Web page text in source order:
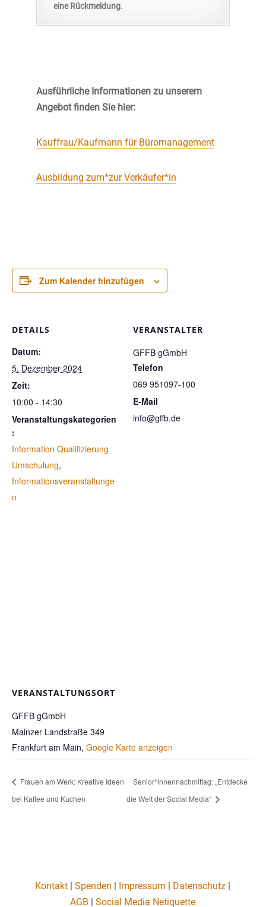
eine Rückmeldung.
Ausführliche Informationen zu unserem
Angebot finden Sie hier:
Kauffrau/Kaufmann für Büromanagement
Ausbildung zum*zur Verkäufer*in
Zum Kalender hinzufügen
DETAILS
Datum:
5. Dezember 2024
Zeit:
10:00 - 14:30
Veranstaltungskategorien
:
Information Qualifizierung
Umschulung,
Informationsveranstaltunge
n
VERANSTALTER
GFFB gGmbH
Telefon
069 951097-100
E-Mail
info@gffb.de
VERANSTALTUNGSORT
GFFB gGmbH
Mainzer Landstraße 349
Frankfurt am Main, Google Karte anzeigen
Frauen am Werk: Kreative Ideen
bei Kaffee und Kuchen
Senior*innennachmittag: „Entdecke
die Welt der Social Media“
Kontakt |Spenden Impressum Datenschutz
AGB |Social Media Netiquette